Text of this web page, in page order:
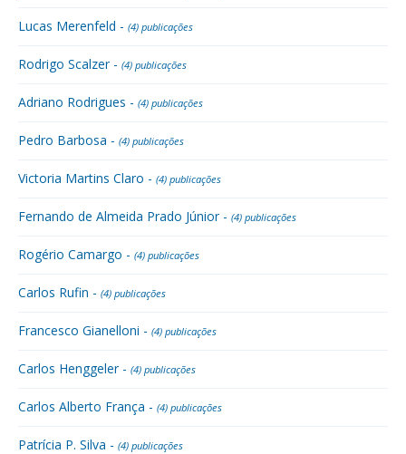
Lucas Merenfeld - (4) publicações
Rodrigo Scalzer - (4) publicações
Adriano Rodrigues - (4) publicações
Pedro Barbosa - (4) publicações
Victoria Martins Claro - (4) publicações
Fernando de Almeida Prado Júnior - (4) publicações
Rogério Camargo - (4) publicações
Carlos Rufin - (4) publicações
Francesco Gianelloni - (4) publicações
Carlos Henggeler - (4) publicações
Carlos Alberto França - (4) publicações
Patrícia P. Silva - (4) publicações